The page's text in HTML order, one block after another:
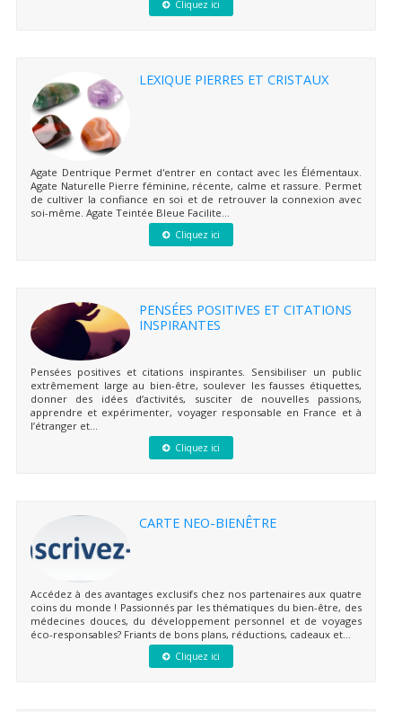
Cliquez ici
LEXIQUE PIERRES ET CRISTAUX
Agate Dentrique Permet d'entrer en contact avec les Élémentaux.
Agate Naturelle Pierre féminine, récente, calme et rassure. Permet
de cultiver la confiance en soi et de retrouver la connexion avec
soi-même. Agate Teintée Bleue Facilite...
Cliquez ici
PENSÉES POSITIVES ET CITATIONS
INSPIRANTES
Pensées positives et citations inspirantes. Sensibiliser un public
extrêmement large au bien-être, soulever les fausses étiquettes,
donner des idées d’activités, susciter de nouvelles passions,
apprendre et expérimenter, voyager responsable en France et à
l’étranger et...
Cliquez ici
CARTE NEO-BIENÊTRE
Accédez à des avantages exclusifs chez nos partenaires aux quatre
coins du monde ! Passionnés par les thématiques du bien-être, des
médecines douces, du développement personnel et de voyages
éco-responsables? Friants de bons plans, réductions, cadeaux et...
Cliquez ici